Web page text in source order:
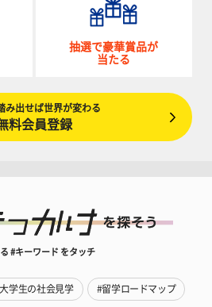
抽選で豪華賞品が
当たる
み出せば世界が変わる
料会員登録
#キーワード をタッチ
学生の社会見学 #留学ロードマップ